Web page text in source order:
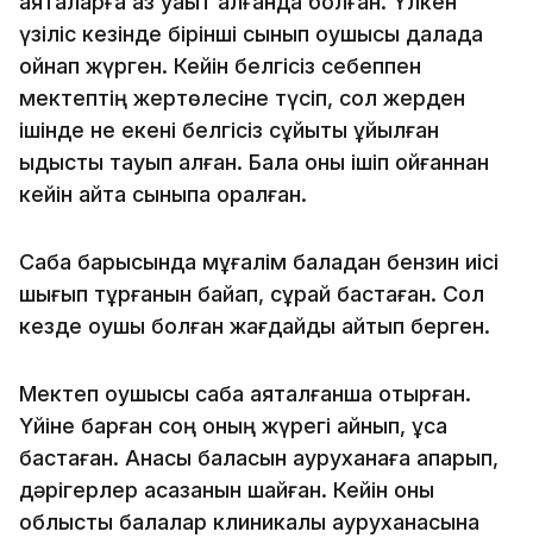
үзіліс кезінде бірінші сынып оқушысы далада
ойнап жүрген. Кейін белгісіз себеппен
мектептің жертөлесіне түсіп, сол жерден
ішінде не екені белгісіз сұйықтық құйылған
ыдысты тауып алған. Бала оны ішіп қойғаннан
кейін қайта сыныпқа оралған.
Сабақ барысында мұғалім баладан бензин иісі
шығып тұрғанын байқап, сұрай бастаған. Сол
кезде оқушы болған жағдайды айтып берген.
Мектеп оқушысы сабақ аяқталғанша отырған.
Үйіне барған соң оның жүрегі айнып, құса
бастаған. Анасы баласын ауруханаға апарып,
дәрігерлер асқазанын шайған. Кейін оны
облыстық балалар клиникалық ауруханасына